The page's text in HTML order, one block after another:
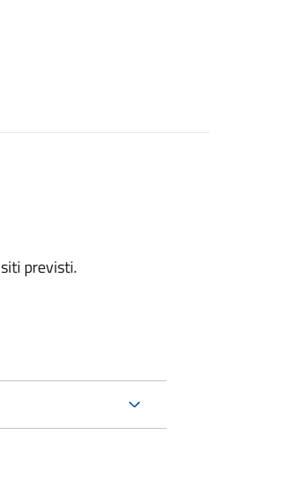
previsti.